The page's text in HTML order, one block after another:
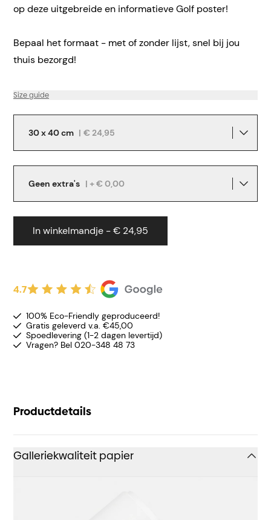
op deze uitgebreide en informatieve Golf poster!
Bepaal het formaat - met of zonder lijst, snel bij jou
thuis bezorgd!
Size guide
30 x 40 cm | € 24,95
Geen extra's | + € 0,00
In winkelmandje - € 24,95
4.7
100% Eco-Friendly geproduceerd!
Gratis geleverd v.a. €45,00
Spoedlevering (1-2 dagen levertijd)
Vragen? Bel 020-348 48 73
Productdetails
Galleriekwaliteit papier